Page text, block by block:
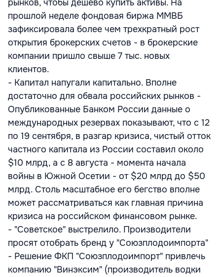
рынков, чтобы дешево купить активы. На
прошлой неделе фондовая биржа ММВБ
зафиксировала более чем трехкратный рост
открытия брокерских счетов - в брокерские
компании пришло свыше 7 тыс. новых
клиентов.
- Капитал напугали капитально. Вполне
достаточно для обвала российских рынков -
Опубликованные Банком России данные о
международных резервах показывают, что с 12
по 19 сентября, в разгар кризиса, чистый отток
частного капитала из России составил около
$10 млрд, а с 8 августа - момента начала
войны в Южной Осетии - от $20 млрд до $50
млрд. Столь масштабное его бегство вполне
может рассматриваться как главная причина
кризиса на российском финансовом рынке.
- "Советское" выстрелило. Производители
просят отобрать бренд у "Союзплодоимпорта"
- Решение ФКП "Союзплодоимпорт" привлечь
компанию "Винэксим" (производитель водки